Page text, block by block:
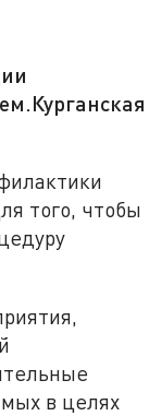
того, чтобы
в целях